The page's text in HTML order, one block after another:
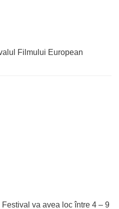
Filmului European
va avea loc între 4 – 9